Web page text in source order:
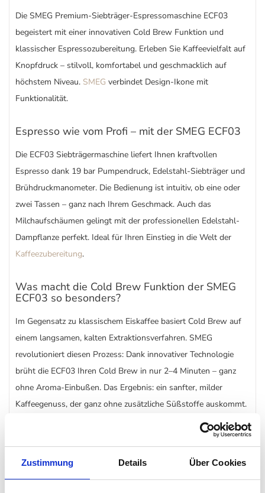
Zustimmung Details Über Cookies
Die SMEG Premium-Siebträger-Espressomaschine ECF03
begeistert mit einer innovativen Cold Brew Funktion und
klassischer Espressozubereitung. Erleben Sie Kaffeevielfalt auf
Knopfdruck – stilvoll, komfortabel und geschmacklich auf
höchstem Niveau. SMEG verbindet Design-Ikone mit
Funktionalität.
Espresso wie vom Profi – mit der SMEG ECF03
Die ECF03 Siebträgermaschine liefert Ihnen kraftvollen
Espresso dank 19 bar Pumpendruck, Edelstahl-Siebträger und
Brühdruckmanometer. Die Bedienung ist intuitiv, ob eine oder
zwei Tassen – ganz nach Ihrem Geschmack. Auch das
Milchaufschäumen gelingt mit der professionellen Edelstahl-
Dampflanze perfekt. Ideal für Ihren Einstieg in die Welt der
Kaffeezubereitung.
Was macht die Cold Brew Funktion der SMEG
ECF03 so besonders?
Im Gegensatz zu klassischem Eiskaffee basiert Cold Brew auf
einem langsamen, kalten Extraktionsverfahren. SMEG
revolutioniert diesen Prozess: Dank innovativer Technologie
brüht die ECF03 Ihren Cold Brew in nur 2–4 Minuten – ganz
ohne Aroma-Einbußen. Das Ergebnis: ein sanfter, milder
Kaffeegenuss, der ganz ohne zusätzliche Süßstoffe auskommt.
Mit ihrem Aluminium-Druckguss-Gehäuse und dem passivem
Tassenwärmer überzeugt die ECF03 nicht nur funktional,